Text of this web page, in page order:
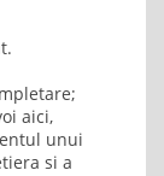
aici,
unui
si a